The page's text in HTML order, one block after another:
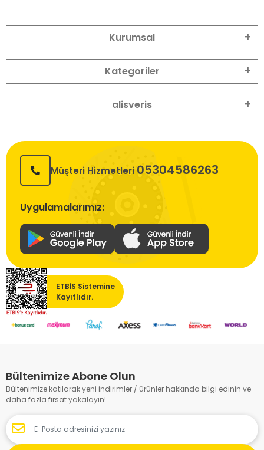
Kurumsal
Kategoriler
alisveris
Müşteri Hizmetleri 05304586263
Uygulamalarımız:
ETBİS Sistemine
Kayıtlıdır.
Bültenimize Abone Olun
Bültenimize katılarak yeni indirimler / ürünler hakkında bilgi edinin ve
daha fazla fırsat yakalayın!